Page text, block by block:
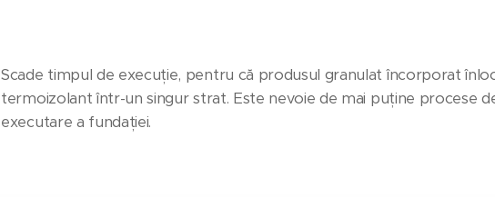
Scade timpul de execuție, pentru că produsul granulat încorporat
termoizolant într-un singur strat. Este nevoie de mai puține procese
executare a fundației.